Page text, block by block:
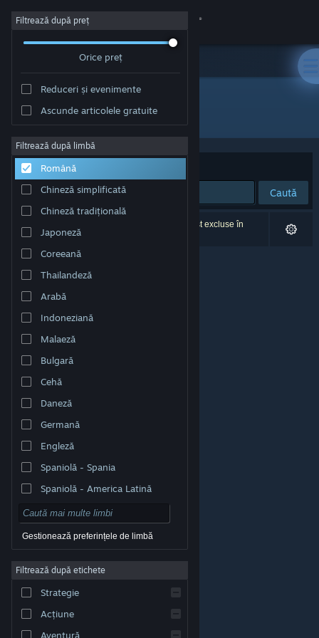
Conectează-te
Despre
Asistență
Schimbă limba
Vezi site în versiunea pentru desktop
© Valve Corporation. Toate drepturile rezervate. Toate
respectivi în SUA și celelalte țări.
Acordul Steam pentru abonați
Cookie-uri
Filtrează după preț
Orice preț
Reduceri și evenimente
Ascunde articolele gratuite
Filtrează după limbă
Română
Chineză simplificată
Chineză tradițională
Japoneză
Coreeană
Thailandeză
Arabă
Indoneziană
Malaeză
Bulgară
Cehă
Daneză
Germană
Engleză
Spaniolă - Spania
Spaniolă - America Latină
Gestionează preferințele de limbă
Filtrează după etichete
Strategie
Acțiune
Aventură
Editor: Kayisoft
Sortează după
Caută
0 rezultate corespund căutării tale. 2 titluri au fost excluse în
funcție de preferințele tale.